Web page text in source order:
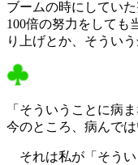
ブームの時にしてい
100倍の努力をしても
り上げとか、そういう
「そういうことに病
今のところ、病んでは
それは私が「そうい